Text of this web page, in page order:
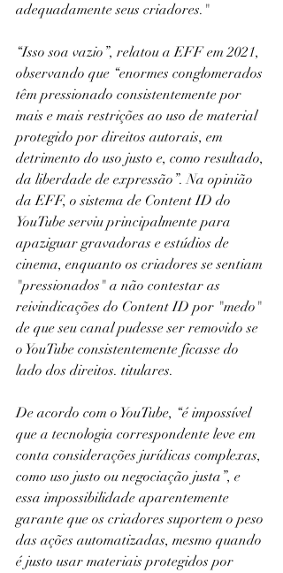
adequadamente seus criadores."
“Isso soa vazio”, relatou a EFF em 2021,
observando que “enormes conglomerados
têm pressionado consistentemente por
mais e mais restrições ao uso de material
protegido por direitos autorais, em
detrimento do uso justo e, como resultado,
da liberdade de expressão”. Na opinião
da EFF, o sistema de Content ID do
YouTube serviu principalmente para
apaziguar gravadoras e estúdios de
cinema, enquanto os criadores se sentiam
"pressionados" a não contestar as
reivindicações do Content ID por "medo"
de que seu canal pudesse ser removido se
o YouTube consistentemente ficasse do
lado dos direitos. titulares.
De acordo com o YouTube, “é impossível
que a tecnologia correspondente leve em
conta considerações jurídicas complexas,
como uso justo ou negociação justa”, e
essa impossibilidade aparentemente
garante que os criadores suportem o peso
das ações automatizadas, mesmo quando
é justo usar materiais protegidos por